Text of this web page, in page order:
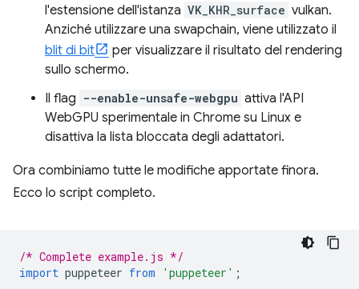
l'estensione dell'istanza VK_KHR_surface vulkan.
Anziché utilizzare una swapchain, viene utilizzato il
blit di bit
per visualizzare il risultato del rendering
sullo schermo.
Il flag --enable-unsafe-webgpu attiva l'API
WebGPU sperimentale in Chrome su Linux e
disattiva la lista bloccata degli adattatori.
Ora combiniamo tutte le modifiche apportate finora.
Ecco lo script completo.
/* Complete example.js */
import puppeteer from 'puppeteer' ;